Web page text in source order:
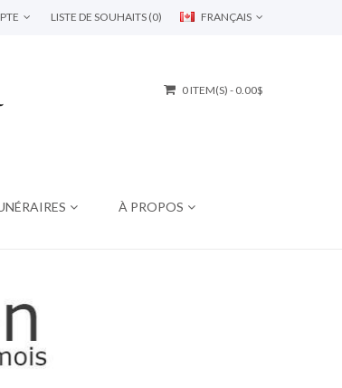
FRANÇAIS
LISTE DE SOUHAITS (0)
0 ITEM(S) - 0.00$
À PROPOS